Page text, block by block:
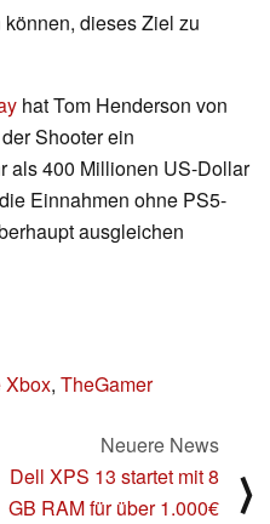
dieses Ziel zu
hat Tom Henderson von
Shooter ein
als 400 Millionen US-Dollar
Einnahmen ohne PS5-
ausgleichen
Xbox, TheGamer
Neuere News
Dell XPS 13 startet mit 8
GB RAM für über 1.000€
⟩